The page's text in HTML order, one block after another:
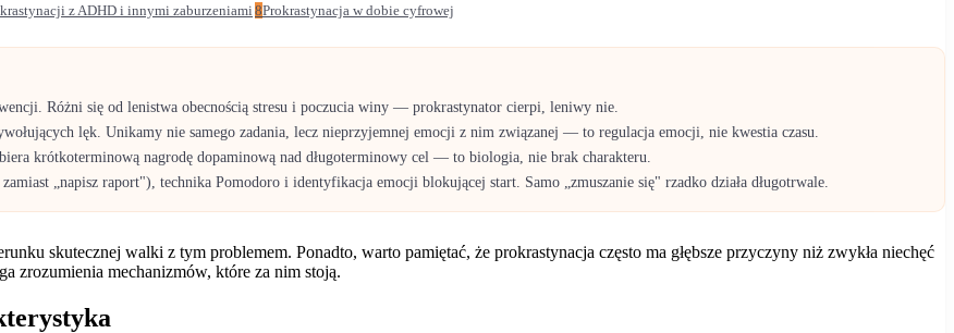
z ADHD i innymi zaburzeniami 8Prokrastynacja w dobie cyfrowej
Różni się od lenistwa obecnością stresu i poczucia winy — prokrastynator cierpi, leniwy nie.
lęk. Unikamy nie samego zadania, lecz nieprzyjemnej emocji z nim związanej — to regulacja emocji, nie kwestia czasu.
krótkoterminową nagrodę dopaminową nad długoterminowy cel — to biologia, nie brak charakteru.
„napisz raport"), technika Pomodoro i identyfikacja emocji blokującej start. Samo „zmuszanie się" rzadko działa długotrwale.
skutecznej walki z tym problemem. Ponadto, warto pamiętać, że prokrastynacja często ma głębsze przyczyny niż zwykła niechęć
zrozumienia mechanizmów, które za nim stoją.